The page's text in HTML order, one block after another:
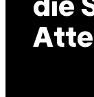
die